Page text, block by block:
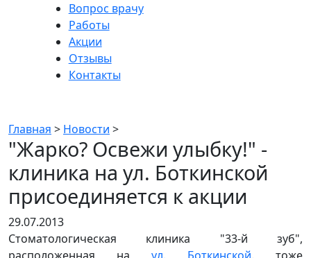
Вопрос врачу
Работы
Акции
Отзывы
Контакты
Главная > Новости >
"Жарко? Освежи улыбку!" -
клиника на ул. Боткинской
присоединяется к акции
29.07.2013
Стоматологическая клиника "33-й зуб",